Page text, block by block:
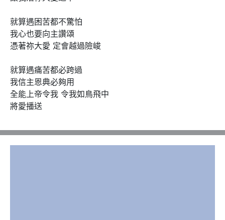
就算遇困苦都不驚怕
我心也要向主讚頌
憑著祢大愛 定會越過險峻
就算遇痛苦都必跨過
我信主恩典必夠用
全能上帝令我 令我如鳥飛中
將愛播送